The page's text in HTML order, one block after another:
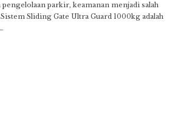
pengelolaan parkir, keamanan menjadi salah
Sliding Gate Ultra Guard 1000kg adalah
…